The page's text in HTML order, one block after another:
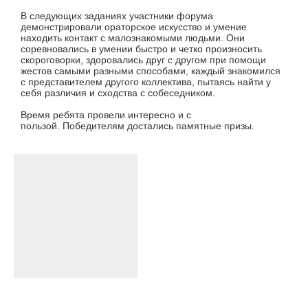
В следующих заданиях участники форума
демонстрировали ораторское искусство и умение
находить контакт с малознакомыми людьми. Они
соревновались в умении быстро и четко произносить
скороговорки, здоровались друг с другом при помощи
жестов самыми разными способами, каждый знакомился
с представителем другого коллектива, пытаясь найти у
себя различия и сходства с собеседником.
Время ребята провели интересно и с
пользой. Победителям достались памятные призы.